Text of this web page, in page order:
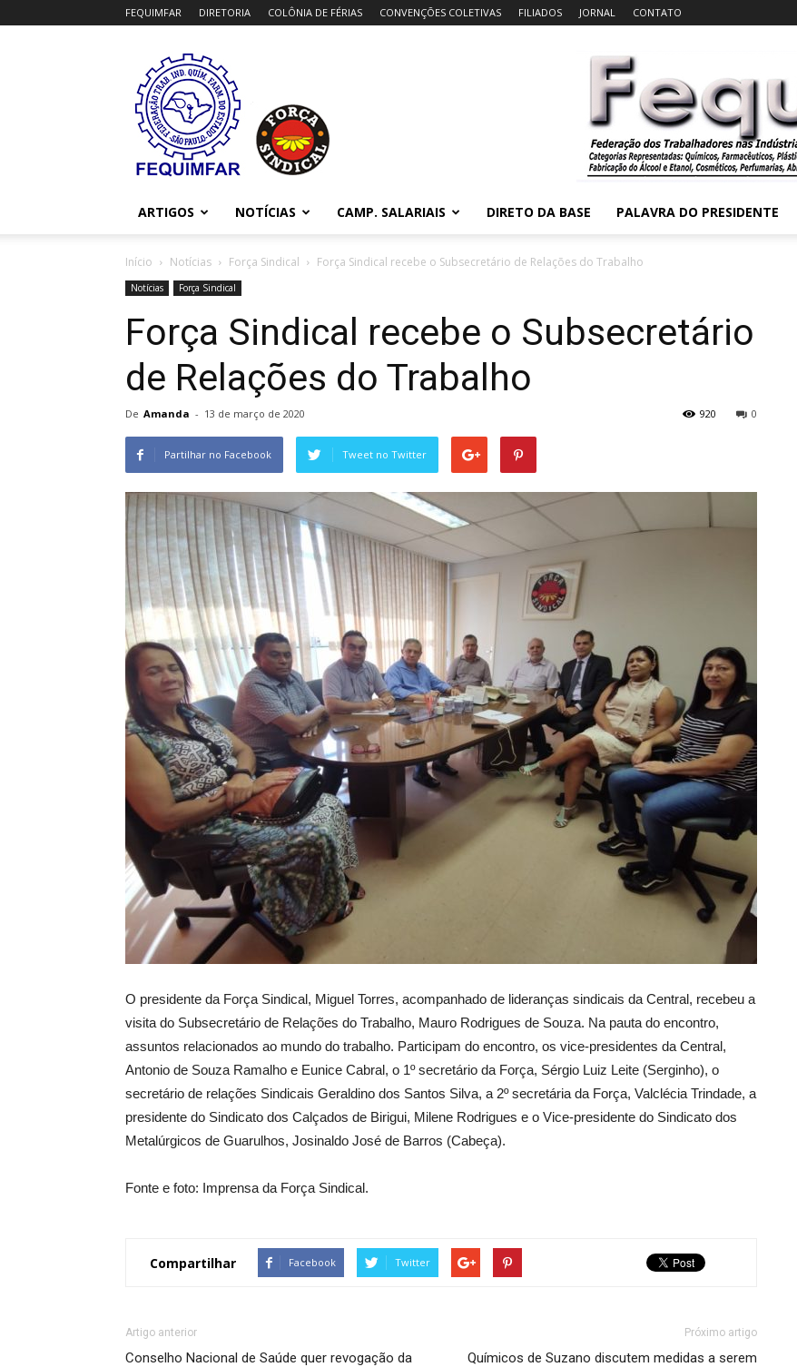
FEQUIMFAR DIRETORIA COLÔNIA DE FÉRIAS CONVENÇÕES COLETIVAS FILIADOS JORNAL CONTATO
ARTIGOS NOTÍCIAS CAMP. SALARIAIS DIRETO DA BASE PALAVRA DO PRESIDENTE
Início Notícias Força Sindical Força Sindical recebe o Subsecretário de Relações do Trabalho
Notícias Força Sindical
Força Sindical recebe o Subsecretário
de Relações do Trabalho
De Amanda - 13 de março de 2020 0
920
Partilhar no Facebook Tweet no Twitter
O presidente da Força Sindical, Miguel Torres, acompanhado de lideranças sindicais da Central, recebeu a
visita do Subsecretário de Relações do Trabalho, Mauro Rodrigues de Souza. Na pauta do encontro,
assuntos relacionados ao mundo do trabalho. Participam do encontro, os vice-presidentes da Central,
Antonio de Souza Ramalho e Eunice Cabral, o 1º secretário da Força, Sérgio Luiz Leite (Serginho), o
secretário de relações Sindicais Geraldino dos Santos Silva, a 2º secretária da Força, Valclécia Trindade, a
presidente do Sindicato dos Calçados de Birigui, Milene Rodrigues e o Vice-presidente do Sindicato dos
Metalúrgicos de Guarulhos, Josinaldo José de Barros (Cabeça).
Fonte e foto: Imprensa da Força Sindical.
Compartilhar Facebook Twitter
Artigo anterior
Conselho Nacional de Saúde quer revogação da
Próximo artigo
Químicos de Suzano discutem medidas a serem